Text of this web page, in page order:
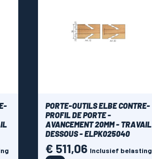
PORTE-OUTILS ELBE CONTRE-
PROFIL DE PORTE -
AVANCEMENT 20MM - TRAVAIL
DESSOUS - ELPK025040
Prijs
€ 511,06 Inclusief belasting